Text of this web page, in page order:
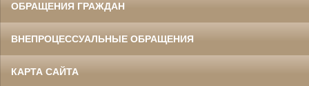
ОБРАЩЕНИЯ ГРАЖДАН
ВНЕПРОЦЕССУАЛЬНЫЕ ОБРАЩЕНИЯ
КАРТА САЙТА